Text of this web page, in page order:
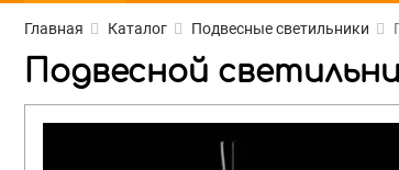
Главная Каталог Подвесные светильники
Подвесной